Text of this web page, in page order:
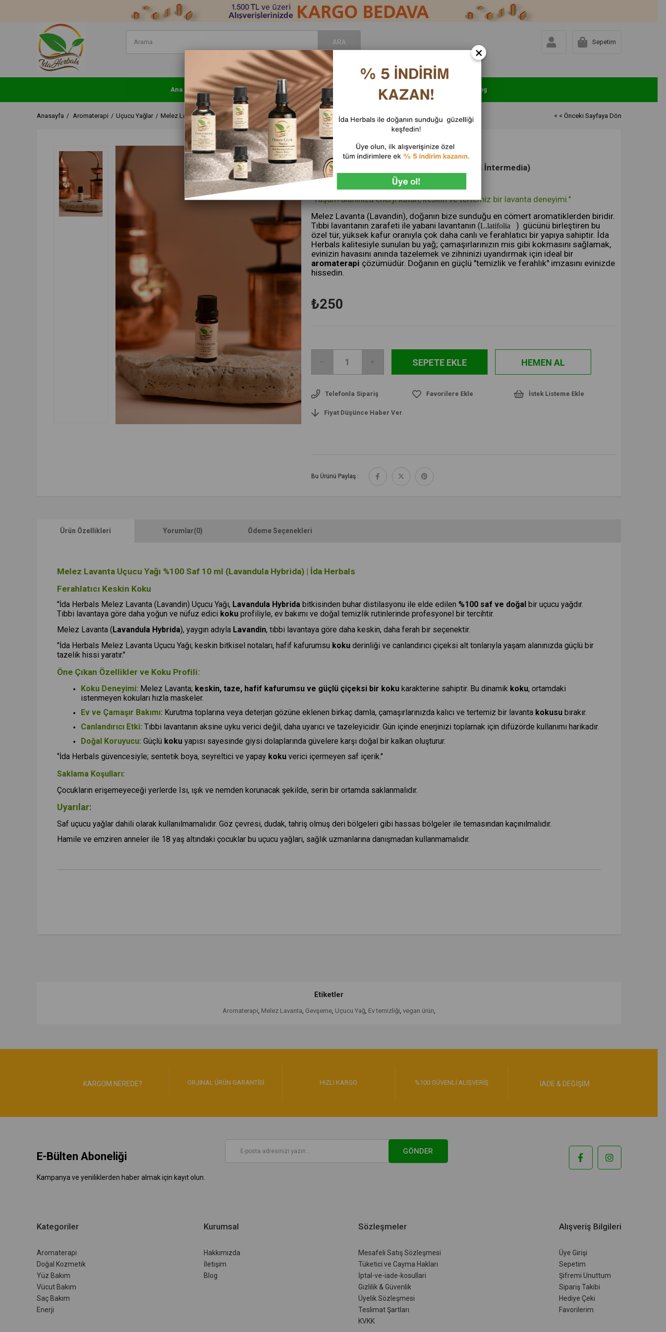
Sepetim
Ana Sayfa Aromaterapi Cilt&Vücut Bakım Doğal Kozmetik Enerji & Ruhsal Blog
Anasayfa Aromaterapi Uçucu Yağlar Melez Lavanta Uçucu Yağı 10 Ml (Lavandula İntermedia) < < Önceki Sayfaya Dön
Melez Lavanta Uçucu Yağı 10 Ml (Lavandula İntermedia)
Akdeniz Esintisi ve Tazelik:
"Yaşam alanınıza enerji katan, keskin ve tertemiz bir lavanta deneyimi."
Melez Lavanta (Lavandin), doğanın bize sunduğu en cömert aromatiklerden biridir.
Tıbbi lavantanın zarafeti ile yabani lavantanın (L.latifolia ) gücünü birleştiren bu
özel tür, yüksek kafur oranıyla çok daha canlı ve ferahlatıcı bir yapıya sahiptir. İda
Herbals kalitesiyle sunulan bu yağ; çamaşırlarınızın mis gibi kokmasını sağlamak,
evinizin havasını anında tazelemek ve zihninizi uyandırmak için ideal bir
aromaterapi çözümüdür. Doğanın en güçlü "temizlik ve ferahlık" imzasını evinizde
hissedin.
₺250
Telefonla Sipariş Favorilere Ekle İstek Listeme Ekle
Fiyat Düşünce Haber Ver
Bu Ürünü Paylaş :
Ürün Özellikleri Yorumlar(0) Ödeme Seçenekleri
Melez Lavanta Uçucu Yağı %100 Saf 10 ml (Lavandula Hybrida) | İda Herbals
Ferahlatıcı Keskin Koku
"İda Herbals Melez Lavanta (Lavandin) Uçucu Yağı, Lavandula Hybridabitkisinden buhar distilasyonu ile elde edilen %100 saf ve doğal bir uçucu yağdır.
Tıbbi lavantaya göre daha yoğun ve nüfuz edici kokuprofiliyle, ev bakımı ve doğal temizlik rutinlerinde profesyonel bir tercihtir.
Melez Lavanta ( Lavandula Hybrida), yaygın adıyla Lavandin, tıbbi lavantaya göre daha keskin, daha ferah bir seçenektir.
"İda Herbals Melez Lavanta Uçucu Yağı; keskin bitkisel notaları, hafif kafurumsu kokuderinliği ve canlandırıcı çiçeksi alt tonlarıyla yaşam alanınızda güçlü bir
tazelik hissi yaratır."
Öne Çıkan Özellikler ve Koku Profili:
Koku Deneyimi: Melez Lavanta; keskin, taze, hafif kafurumsu ve güçlü çiçeksi bir kokukarakterine sahiptir. Bu dinamik koku, ortamdaki
istenmeyen kokuları hızla maskeler.
Ev ve Çamaşır Bakımı: Kurutma toplarına veya deterjan gözüne eklenen birkaç damla, çamaşırlarınızda kalıcı ve tertemiz bir lavanta kokusubırakır.
Canlandırıcı Etki: Tıbbi lavantanın aksine uyku verici değil, daha uyarıcı ve tazeleyicidir. Gün içinde enerjinizi toplamak için difüzörde kullanımı harikadır.
Doğal Koruyucu: Güçlü kokuyapısı sayesinde giysi dolaplarında güvelere karşı doğal bir kalkan oluşturur.
‘’İda Herbals güvencesiyle; sentetik boya, seyreltici ve yapay kokuverici içermeyen saf içerik."
Saklama Koşulları:
Çocukların erişemeyeceği yerlerde Isı, ışık ve nemden korunacak şekilde, serin bir ortamda saklanmalıdır.
Uyarılar:
Saf uçucu yağlar dahili olarak kullanılmamalıdır. Göz çevresi, dudak, tahriş olmuş deri bölgeleri gibi hassas bölgeler ile temasından kaçınılmalıdır.
Hamile ve emziren anneler ile 18 yaş altındaki çocuklar bu uçucu yağları, sağlık uzmanlarına danışmadan kullanmamalıdır.
Etiketler
Aromaterapi, Melez Lavanta, Gevşeme, Uçucu Yağ, Ev temizliği, vegan ürün,
KARGOM NEREDE? ORJİNAL ÜRÜN GARANTİSİ HIZLI KARGO %100 GÜVENLİ ALIŞVERİŞ İADE & DEĞİŞİM
E-Bülten Aboneliği
Kampanya ve yeniliklerden haber almak için kayıt olun.
GÖNDER
Kategoriler
Aromaterapi
Doğal Kozmetik
Yüz Bakım
Vücut Bakım
Saç Bakım
Enerji
Kurumsal
Hakkımızda
İletişim
Blog
Sözleşmeler
Mesafeli Satış Sözleşmesi
Tüketici ve Cayma Hakları
İptal-ve-iade-kosullari
Gizlilik & Güvenlik
Üyelik Sözleşmesi
Teslimat Şartları
KVKK
Alışveriş Bilgileri
Üye Girişi
Sepetim
Şifremi Unuttum
Sipariş Takibi
Hediye Çeki
Favorilerim
×